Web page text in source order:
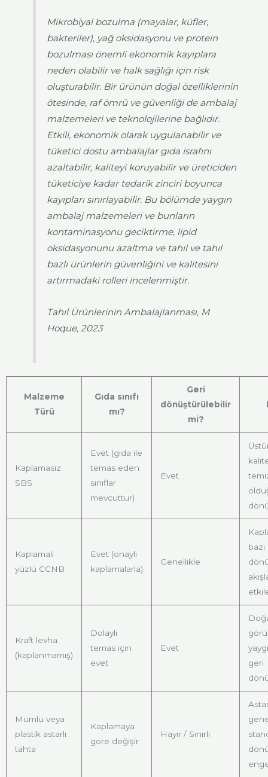
Mikrobiyal bozulma (mayalar, küfler,
bakteriler), yağ oksidasyonu ve protein
bozulması önemli ekonomik kayıplara
neden olabilir ve halk sağlığı için risk
oluşturabilir. Bir ürünün doğal özelliklerinin
ötesinde, raf ömrü ve güvenliği de ambalaj
malzemeleri ve teknolojilerine bağlıdır.
Etkili, ekonomik olarak uygulanabilir ve
tüketici dostu ambalajlar gıda israfını
azaltabilir, kaliteyi koruyabilir ve üreticiden
tüketiciye kadar tedarik zinciri boyunca
kayıpları sınırlayabilir. Bu bölümde yaygın
ambalaj malzemeleri ve bunların
kontaminasyonu geciktirme, lipid
oksidasyonunu azaltma ve tahıl ve tahıl
bazlı ürünlerin güvenliğini ve kalitesini
artırmadaki rolleri incelenmiştir.
Tahıl Ürünlerinin Ambalajlanması, M
Hoque, 2023
Malzeme
Türü
Gıda sınıfı
mı?
Geri
dönüştürülebilir
mi?
Kaplamasız
SBS
Evet (gıda ile
temas eden
sınıflar
mevcuttur)
Evet
Kaplamalı
yüzlü CCNB
Evet (onaylı
kaplamalarla)
Genellikle
Kraft levha
(kaplanmamış)
Dolaylı
temas için
evet
Evet
geri
Mumlu veya
plastik astarlı
tahta
Kaplamaya
göre değişir
Hayır / Sınırlı